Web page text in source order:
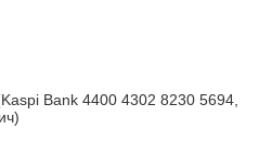
Bank 4400 4302 8230 5694,